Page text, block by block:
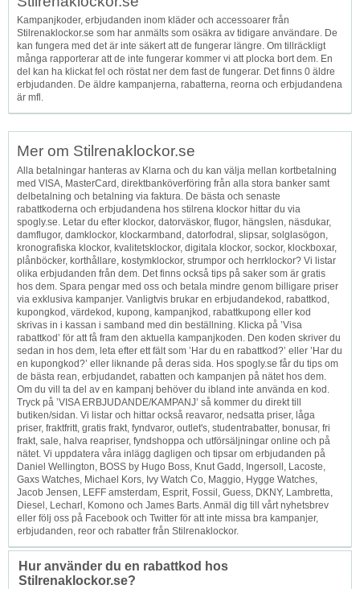
Kampanjkoder, erbjudanden inom kläder och accessoarer från
Stilrenaklockor.se som har anmälts som osäkra av tidigare användare. De
kan fungera med det är inte säkert att de fungerar längre. Om tillräckligt
många rapporterar att de inte fungerar kommer vi att plocka bort dem. En
del kan ha klickat fel och röstat ner dem fast de fungerar. Det finns 0 äldre
erbjudanden. De äldre kampanjerna, rabatterna, reorna och erbjudandena
är mfl.
Mer om Stilrenaklockor.se
Alla betalningar hanteras av Klarna och du kan välja mellan kortbetalning
med VISA, MasterCard, direktbanköverföring från alla stora banker samt
delbetalning och betalning via faktura. De bästa och senaste
rabattkoderna och erbjudandena hos stilrena klockor hittar du via
spogly.se. Letar du efter klockor, datorväskor, flugor, hängslen, näsdukar,
damflugor, damklockor, klockarmband, datorfodral, slipsar, solglasögon,
kronografiska klockor, kvalitetsklockor, digitala klockor, sockor, klockboxar,
plånböcker, korthållare, kostymklockor, strumpor och herrklockor? Vi listar
olika erbjudanden från dem. Det finns också tips på saker som är gratis
hos dem. Spara pengar med oss och betala mindre genom billigare priser
via exklusiva kampanjer. Vanligtvis brukar en erbjudandekod, rabattkod,
kupongkod, värdekod, kupong, kampanjkod, rabattkupong eller kod
skrivas in i kassan i samband med din beställning. Klicka på ’Visa
rabattkod’ för att få fram den aktuella kampanjkoden. Den koden skriver du
sedan in hos dem, leta efter ett fält som ’Har du en rabattkod?’ eller ’Har du
en kupongkod?’ eller liknande på deras sida. Hos spogly.se får du tips om
de bästa rean, erbjudandet, rabatten och kampanjen på nätet hos dem.
Om du vill ta del av en kampanj behöver du ibland inte använda en kod.
Tryck på ’VISA ERBJUDANDE/KAMPANJ’ så kommer du direkt till
butiken/sidan. Vi listar och hittar också reavaror, nedsatta priser, låga
priser, fraktfritt, gratis frakt, fyndvaror, outlet's, studentrabatter, bonusar, fri
frakt, sale, halva reapriser, fyndshoppa och utförsäljningar online och på
nätet. Vi uppdatera våra inlägg dagligen och tipsar om erbjudanden på
Daniel Wellington, BOSS by Hugo Boss, Knut Gadd, Ingersoll, Lacoste,
Gaxs Watches, Michael Kors, Ivy Watch Co, Maggio, Hygge Watches,
Jacob Jensen, LEFF amsterdam, Esprit, Fossil, Guess, DKNY, Lambretta,
Diesel, Lecharl, Komono och James Barts. Anmäl dig till vårt nyhetsbrev
eller följ oss på Facebook och Twitter för att inte missa bra kampanjer,
erbjudanden, reor och rabatter från Stilrenaklockor.
Hur använder du en rabattkod hos
Stilrenaklockor.se?